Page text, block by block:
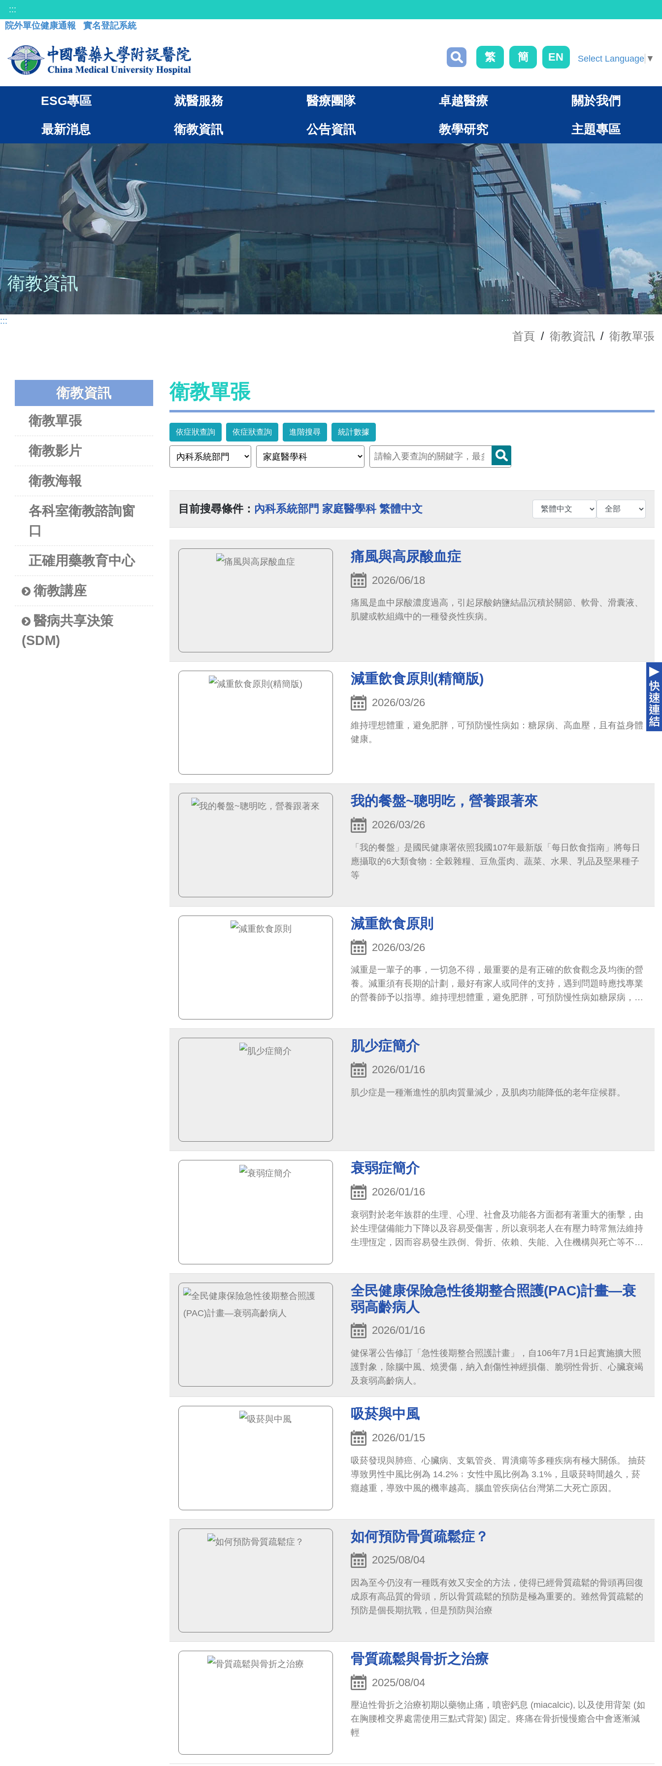
:::
院外單位健康通報
實名登記系統
繁 簡 EN Select Language ▼
ESG專區 就醫服務 醫療團隊 卓越醫療 關於我們
最新消息 衛教資訊 公告資訊 教學研究 主題專區
衛教資訊
:::
首頁 / 衛教資訊 / 衛教單張
衛教資訊
衛教單張
衛教影片
衛教海報
各科室衛教諮詢窗
口
正確用藥教育中心
衛教講座
醫病共享決策
(SDM)
衛教單張
依症狀查詢 依症狀查詢 進階搜尋 統計數據
目前搜尋條件： 內科系統部門 家庭醫學科 繁體中文
痛風與高尿酸血症
2026/06/18
痛風是血中尿酸濃度過高，引起尿酸鈉鹽結晶沉積於關節、軟骨、滑囊液、
肌腱或軟組織中的一種發炎性疾病。
減重飲食原則(精簡版)
2026/03/26
維持理想體重，避免肥胖，可預防慢性病如：糖尿病、高血壓，且有益身體
健康。
我的餐盤~聰明吃，營養跟著來
2026/03/26
「我的餐盤」是國民健康署依照我國107年最新版「每日飲食指南」將每日
應攝取的6大類食物：全榖雜糧、豆魚蛋肉、蔬菜、水果、乳品及堅果種子
等
減重飲食原則
2026/03/26
減重是一輩子的事，一切急不得，最重要的是有正確的飲食觀念及均衡的營
養。減重須有長期的計劃，最好有家人或同伴的支持，遇到問題時應找專業
的營養師予以指導。維持理想體重，避免肥胖，可預防慢性病如糖尿病，高
肌少症簡介
2026/01/16
肌少症是一種漸進性的肌肉質量減少，及肌肉功能降低的老年症候群。
衰弱症簡介
2026/01/16
衰弱對於老年族群的生理、心理、社會及功能各方面都有著重大的衝擊，由
於生理儲備能力下降以及容易受傷害，所以衰弱老人在有壓力時常無法維持
生理恆定，因而容易發生跌倒、骨折、依賴、失能、入住機構與死亡等不良
全民健康保險急性後期整合照護(PAC)計畫—衰
弱高齡病人
2026/01/16
健保署公告修訂「急性後期整合照護計畫」，自106年7月1日起實施擴大照
護對象，除腦中風、燒燙傷，納入創傷性神經損傷、脆弱性骨折、心臟衰竭
及衰弱高齡病人。
吸菸與中風
2026/01/15
吸菸發現與肺癌、心臟病、支氣管炎、胃潰瘍等多種疾病有極大關係。 抽菸
導致男性中風比例為 14.2%﹔女性中風比例為 3.1%，且吸菸時間越久，菸
癮越重，導致中風的機率越高。腦血管疾病佔台灣第二大死亡原因。
如何預防骨質疏鬆症？
2025/08/04
因為至今仍沒有一種既有效又安全的方法，使得已經骨質疏鬆的骨頭再回復
成原有高品質的骨頭，所以骨質疏鬆的預防是極為重要的。雖然骨質疏鬆的
預防是個長期抗戰，但是預防與治療
骨質疏鬆與骨折之治療
2025/08/04
壓迫性骨折之治療初期以藥物止痛，噴密鈣息 (miacalcic), 以及使用背架 (如
在胸腰椎交界處需使用三點式背架) 固定。疼痛在骨折慢慢癒合中會逐漸減
輕